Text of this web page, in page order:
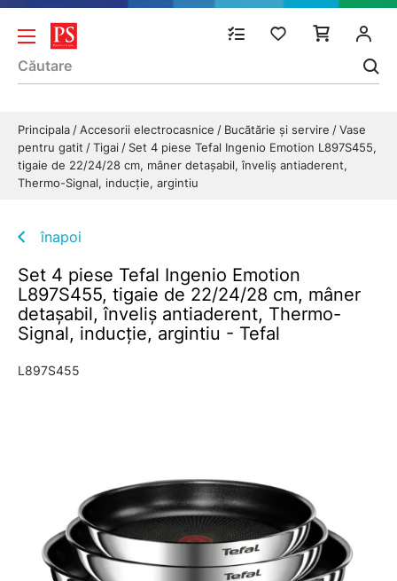
Principala Accesorii electrocasnice Bucătărie și servire
Vase
pentru gatit
Tigai
Set 4 piese Tefal Ingenio Emotion L897S455,
tigaie de 22/24/28 cm, mâner detașabil, înveliș antiaderent,
Thermo-Signal, inducție, argintiu
înapoi
Set 4 piese Tefal Ingenio Emotion
L897S455, tigaie de 22/24/28 cm, mâner
detașabil, înveliș antiaderent, Thermo-
Signal, inducție, argintiu - Tefal
L897S455